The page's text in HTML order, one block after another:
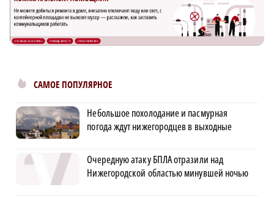
САМОЕ ПОПУЛЯРНОЕ
Небольшое похолодание и пасмурная
погода ждут нижегородцев в выходные
Очередную атаку БПЛА отразили над
Нижегородской областью минувшей ночью